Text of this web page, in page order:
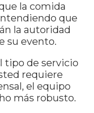
la comida
que
la autoridad
su evento.
tipo de servicio
requiere
el equipo
más robusto.